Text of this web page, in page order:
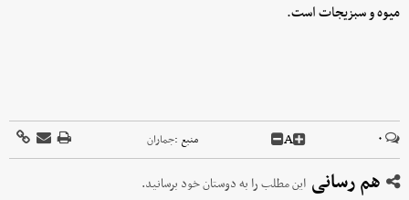
میوه و سبزیجات است.
۰ A منبع :جماران
هم رسانی این مطلب را به دوستان خود برسانید.